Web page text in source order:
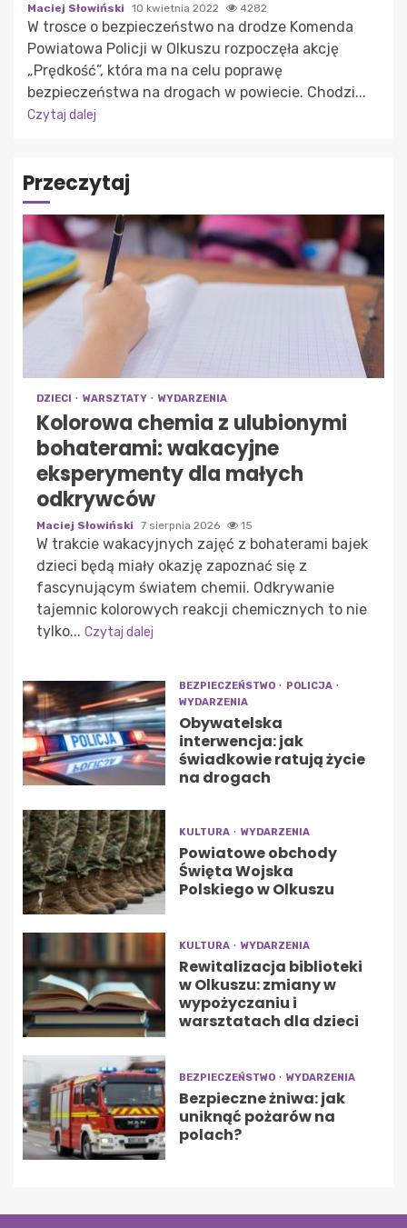
Maciej Słowiński 10 kwietnia 2022 4282
W trosce o bezpieczeństwo na drodze Komenda
Powiatowa Policji w Olkuszu rozpoczęła akcję
„Prędkość”, która ma na celu poprawę
bezpieczeństwa na drogach w powiecie. Chodzi...
Czytaj dalej
Przeczytaj
DZIECI WARSZTATY WYDARZENIA
Kolorowa chemia z ulubionymi
bohaterami: wakacyjne
eksperymenty dla małych
odkrywców
Maciej Słowiński 7 sierpnia 2026 15
W trakcie wakacyjnych zajęć z bohaterami bajek
dzieci będą miały okazję zapoznać się z
fascynującym światem chemii. Odkrywanie
tajemnic kolorowych reakcji chemicznych to nie
tylko... Czytaj dalej
BEZPIECZEŃSTWO
POLICJA
WYDARZENIA
Obywatelska
interwencja: jak
świadkowie ratują życie
na drogach
KULTURA WYDARZENIA
Powiatowe obchody
Święta Wojska
Polskiego w Olkuszu
KULTURA WYDARZENIA
Rewitalizacja biblioteki
w Olkuszu: zmiany w
wypożyczaniu i
warsztatach dla dzieci
BEZPIECZEŃSTWO WYDARZENIA
Bezpieczne żniwa: jak
uniknąć pożarów na
polach?